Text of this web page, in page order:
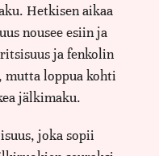
Hetkisen aikaa
nousee esiin ja
ja fenkolin
mutta loppua kohti
jälkimaku.
joka sopii